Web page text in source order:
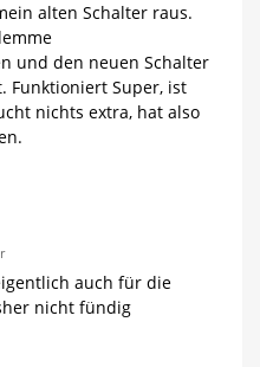
alten Schalter raus.
und den neuen Schalter
Funktioniert Super, ist
nichts extra, hat also
auch für die
nicht fündig